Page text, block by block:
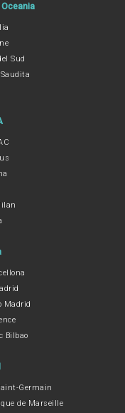
Sud
Madrid
Bilbao
Germain
de Marseille